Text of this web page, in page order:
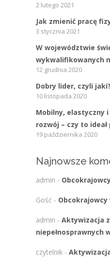
2 lutego 2021
Jak zmienić pracę
3 stycznia 2021
W województwie
wykwalifikowanych
12 grudnia 2020
Dobry lider, czyli jaki?
10 listopada 2020
Mobilny, elastyczny
rozwój – czy to
19 października 2020
Najnowsze
admin -
Gość -
admin - Aktywizacja
niepełnosprawnych
czytelnik -